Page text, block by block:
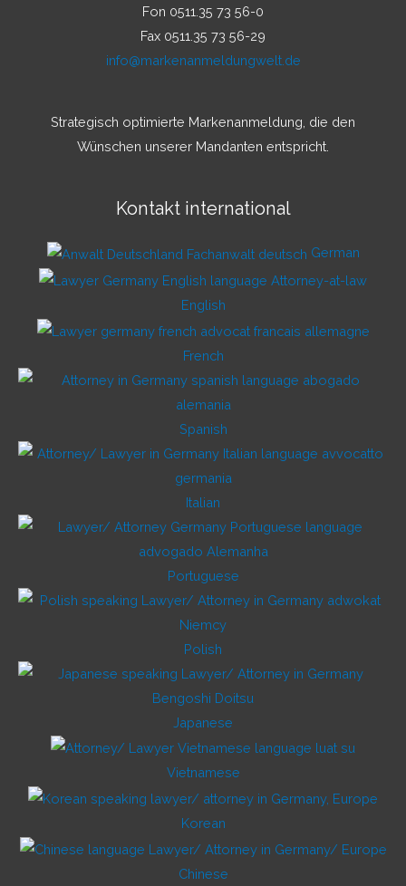
Fon 0511.35 73 56-0
Fax 0511.35 73 56-29
info@markenanmeldungwelt.de
Strategisch optimierte Markenanmeldung, die den
Wünschen unserer Mandanten entspricht.
Kontakt international
German
English
French
Spanish
Italian
Portuguese
Polish
Japanese
Vietnamese
Korean
Chinese